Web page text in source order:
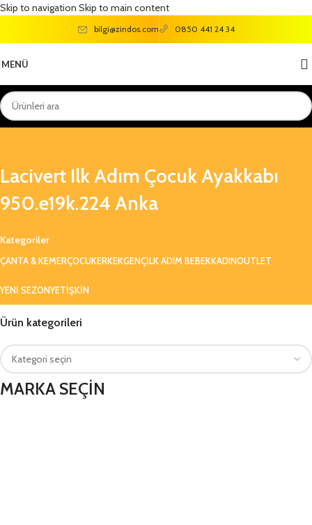
Skip to navigation Skip to main content
bilgi@zindos.com 0850 441 24 34
MENÜ
Lacivert Ilk Adım Çocuk Ayakkabı
950.e19k.224 Anka
Kategoriler
ÇANTA & KEMERÇOCUKERKEKGENÇILK ADIM BEBEKKADINOUTLET
YENI SEZONYETIŞKIN
Ürün kategorileri
MARKA SEÇİN